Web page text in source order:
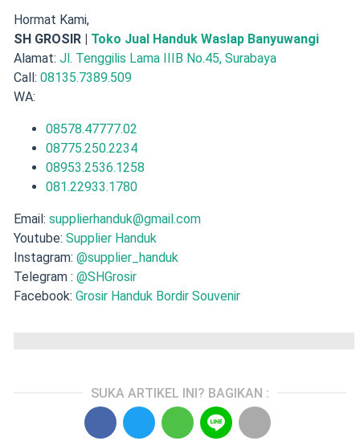
Hormat Kami,
SH GROSIR | Toko Jual Handuk Waslap Banyuwangi
Alamat: Jl. Tenggilis Lama IIIB No.45, Surabaya
Call: 08135.7389.509
WA:
08578.47777.02
08775.250.2234
08953.2536.1258
081.22933.1780
Email: supplierhanduk@gmail.com
Youtube: Supplier Handuk
Instagram: @supplier_handuk
Telegram : @SHGrosir
Facebook: Grosir Handuk Bordir Souvenir
SUKA ARTIKEL INI? BAGIKAN :